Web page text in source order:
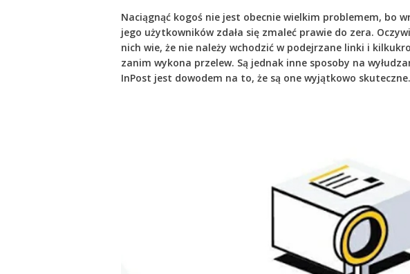
Naciągnąć kogoś nie jest obecnie wielkim problemem, bo
jego użytkowników zdała się zmaleć prawie do zera.
nich wie, że nie należy wchodzić w podejrzane linki i
zanim wykona przelew. Są jednak inne sposoby na
InPost jest dowodem na to, że są one wyjątkowo skuteczne.